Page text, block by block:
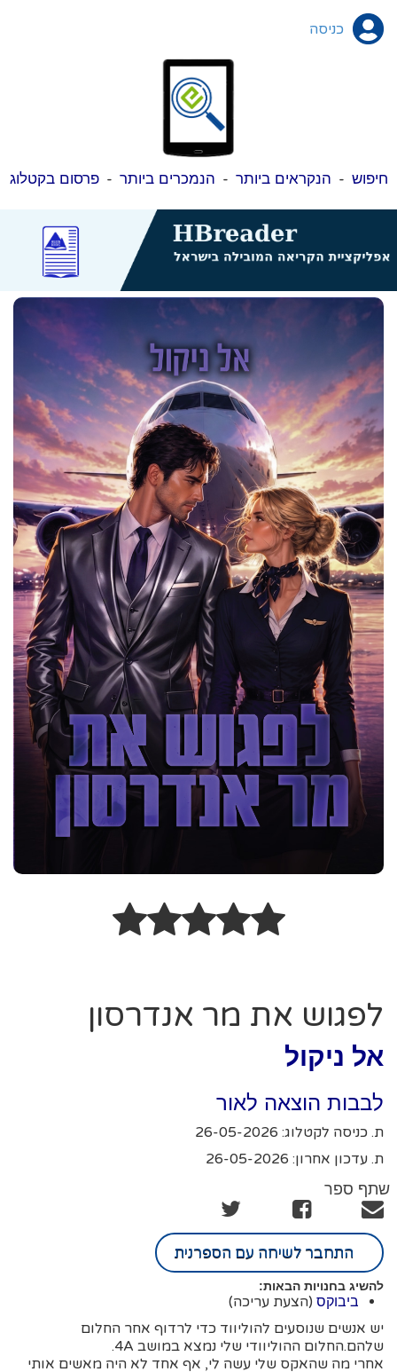
כניסה
חיפוש - הנקראים ביותר - הנמכרים ביותר -פרסום בקטלוג
לפגוש את מר אנדרסון
אל ניקול
לבבות הוצאה לאור
ת. כניסה לקטלוג: 26-05-2026
ת. עדכון אחרון: 26-05-2026
שתף ספר
התחבר לשיחה עם הספרנית
להשיג בחנויות הבאות:
ביבוקס (הצעת עריכה)
יש אנשים שנוסעים להוליווד כדי לרדוף אחר החלום
שלהם.החלום ההוליוודי שלי נמצא במושב 4A.
אחרי מה שהאקס שלי עשה לי, אף אחד לא היה מאשים אותי